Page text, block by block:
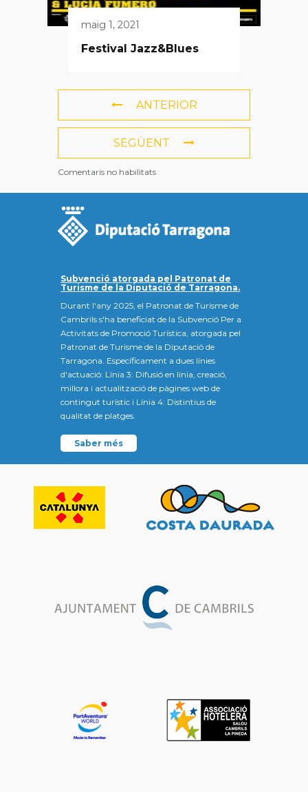
maig 1, 2021
Festival Jazz&Blues
ANTERIOR
SEGÜENT
Comentaris no habilitats
Subvenció atorgada pel Patronat de
Turisme de la Diputació de Tarragona.
Durant l'any 2025, el Patronat de Turisme de
Cambrils s'ha beneficiat de la Subvenció Per a
Activitats de Promoció Turística, atorgada pel
Patronat de Turisme de la Diputació de
Tarragona. Específicament a dues línies
d'actuació: Línia 3: Difusió en línia, creació,
millora i actualització de pàgines web de
contingut turístic i Línia 4: Distintius de
qualitat de platges.
Saber més